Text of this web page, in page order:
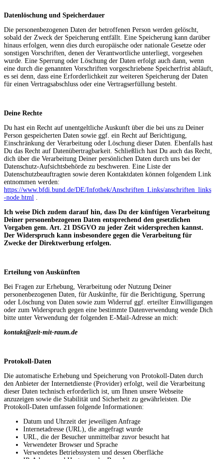
Datenlöschung und Speicherdauer
Die personenbezogenen Daten der betroffenen Person werden gelöscht,
sobald der Zweck der Speicherung entfällt. Eine Speicherung kann darüber
hinaus erfolgen, wenn dies durch europäische oder nationale Gesetze oder
sonstigen Vorschriften, denen der Verantwortliche unterliegt, vorgesehen
wurde. Eine Sperrung oder Löschung der Daten erfolgt auch dann, wenn
eine durch die genannten Vorschriften vorgeschriebene Speicherfrist abläuft,
es sei denn, dass eine Erforderlichkeit zur weiteren Speicherung der Daten
für einen Vertragsabschluss oder eine Vertragserfüllung besteht.
Deine Rechte
Du hast ein Recht auf unentgeltliche Auskunft über die bei uns zu Deiner
Person gespeicherten Daten sowie ggf. ein Recht auf Berichtigung,
Einschränkung der Verarbeitung oder Löschung dieser Daten. Ebenfalls hast
Du das Recht auf Datenübertragbarkeit. Schließlich hast Du auch das Recht,
dich über die Verarbeitung Deiner persönlichen Daten durch uns bei der
Datenschutz-Aufsichtsbehörde zu beschweren. Eine Liste der
Datenschutzbeauftragten sowie deren Kontaktdaten können folgendem Link
entnommen werden:
https://www.bfdi.bund.de/DE/Infothek/Anschriften_Links/anschriften_links
-node.html
Ich weise Dich zudem darauf hin, dass Du der künftigen Verarbeitung
Deiner personenbezogenen Daten entsprechend den gesetzlichen
Vorgaben gem. Art. 21 DSGVO zu jeder Zeit widersprechen kannst.
Der Widerspruch kann insbesondere gegen die Verarbeitung für
Zwecke der Direktwerbung erfolgen.
Erteilung von Auskünften
Bei Fragen zur Erhebung, Verarbeitung oder Nutzung Deiner
personenbezogenen Daten, für Auskünfte, für die Berichtigung, Sperrung
oder Löschung von Daten sowie zum Widerruf ggf. erteilter Einwilligungen
oder zum Widerspruch gegen eine bestimmte Datenverwendung wende Dich
bitte unter Verwendung der folgenden E-Mail-Adresse an mich:
kontakt@zeit-mit-raum.de
Protokoll-Daten
Die automatische Erhebung und Speicherung von Protokoll-Daten durch
den Anbieter der Internetdienste (Provider) erfolgt, weil die Verarbeitung
dieser Daten technisch erforderlich ist, um Ihnen unsere Webseite
anzuzeigen sowie die Stabilität und Sicherheit zu gewährleisten. Die
Protokoll-Daten umfassen folgende Informationen:
Datum und Uhrzeit der jeweiligen Anfrage
Internetadresse (URL), die angefragt wurde
URL, die der Besucher unmittelbar zuvor besucht hat
Verwendeter Browser und Sprache
Verwendetes Betriebssystem und dessen Oberfläche